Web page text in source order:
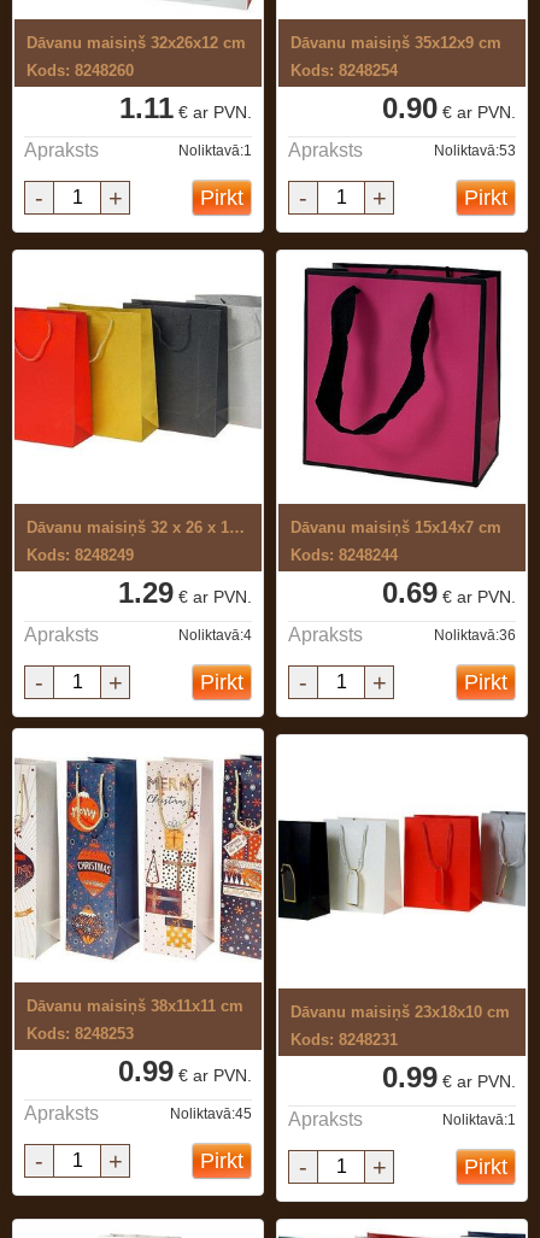
Dāvanu maisiņš 32x26x12 cm
Kods: 8248260
1.11 € ar PVN.
Apraksts Noliktavā:1
- + Pirkt
Dāvanu maisiņš 35x12x9 cm
Kods: 8248254
0.90 € ar PVN.
Apraksts Noliktavā:53
- + Pirkt
Dāvanu maisiņš 32 x 26 x 10 cm
Kods: 8248249
1.29 € ar PVN.
Apraksts Noliktavā:4
- + Pirkt
Dāvanu maisiņš 15x14x7 cm
Kods: 8248244
0.69 € ar PVN.
Apraksts Noliktavā:36
- + Pirkt
Dāvanu maisiņš 38x11x11 cm
Kods: 8248253
0.99 € ar PVN.
Apraksts Noliktavā:45
- + Pirkt
Dāvanu maisiņš 23x18x10 cm
Kods: 8248231
0.99 € ar PVN.
Apraksts Noliktavā:1
- + Pirkt